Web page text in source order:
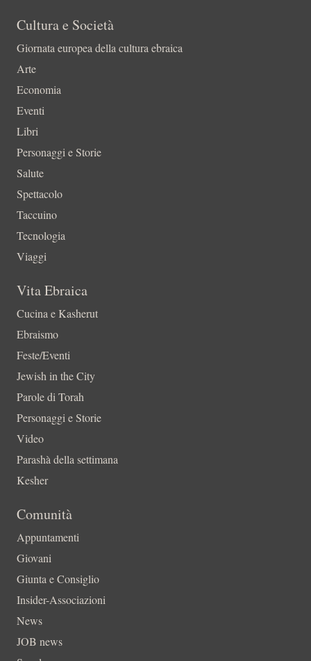
Cultura e Società
Giornata europea della cultura ebraica
Arte
Economia
Eventi
Libri
Personaggi e Storie
Salute
Spettacolo
Taccuino
Tecnologia
Viaggi
Vita Ebraica
Cucina e Kasherut
Ebraismo
Feste/Eventi
Jewish in the City
Parole di Torah
Personaggi e Storie
Video
Parashà della settimana
Kesher
Comunità
Appuntamenti
Giovani
Giunta e Consiglio
Insider-Associazioni
News
JOB news